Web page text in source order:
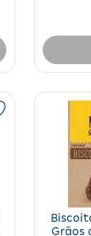
Grãos